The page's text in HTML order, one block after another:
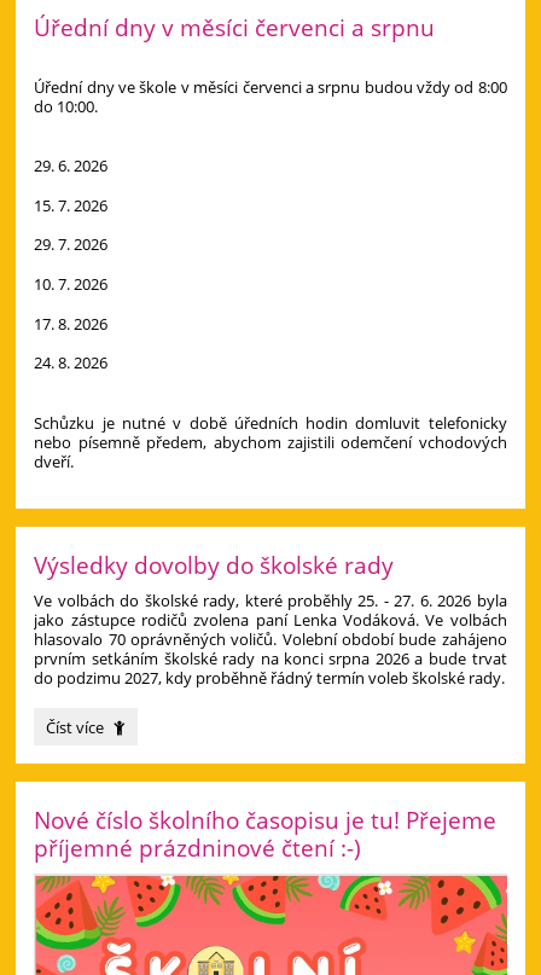
Úřední dny v měsíci červenci a srpnu
Úřední dny ve škole v měsíci červenci a srpnu budou vždy od 8:00
do 10:00.
29. 6. 2026
15. 7. 2026
29. 7. 2026
10. 7. 2026
17. 8. 2026
24. 8. 2026
Schůzku je nutné v době úředních hodin domluvit telefonicky
nebo písemně předem, abychom zajistili odemčení vchodových
dveří.
Výsledky dovolby do školské rady
Ve volbách do školské rady, které proběhly 25. - 27. 6. 2026 byla
jako zástupce rodičů zvolena paní Lenka Vodáková. Ve volbách
hlasovalo 70 oprávněných voličů. Volební období bude zahájeno
prvním setkáním školské rady na konci srpna 2026 a bude trvat
do podzimu 2027, kdy proběhně řádný termín voleb školské rady.
Výsledky
do
rady:
Číst více
Nové číslo školního časopisu je tu! Přejeme
příjemné prázdninové čtení :-)